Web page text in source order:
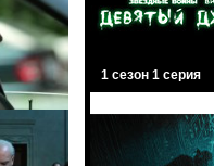
1 сезон 1 серия